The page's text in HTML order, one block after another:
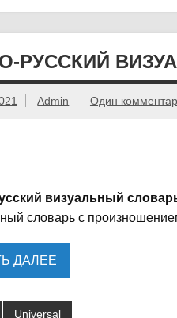
РУССКИЙ
Admin Один
визуальный
словарь с
ДАЛЕЕ
Universal